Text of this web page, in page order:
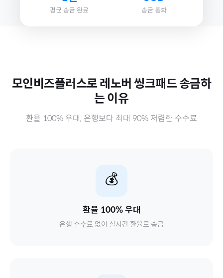
평균 송금 완료 송금 통화
모인비즈플러스로 레노버 씽크패드 송금하
는 이유
환율 100% 우대, 은행보다 최대 90% 저렴한 수수료
💰
환율 100% 우대
은행 수수료 없이 실시간 환율로 송금